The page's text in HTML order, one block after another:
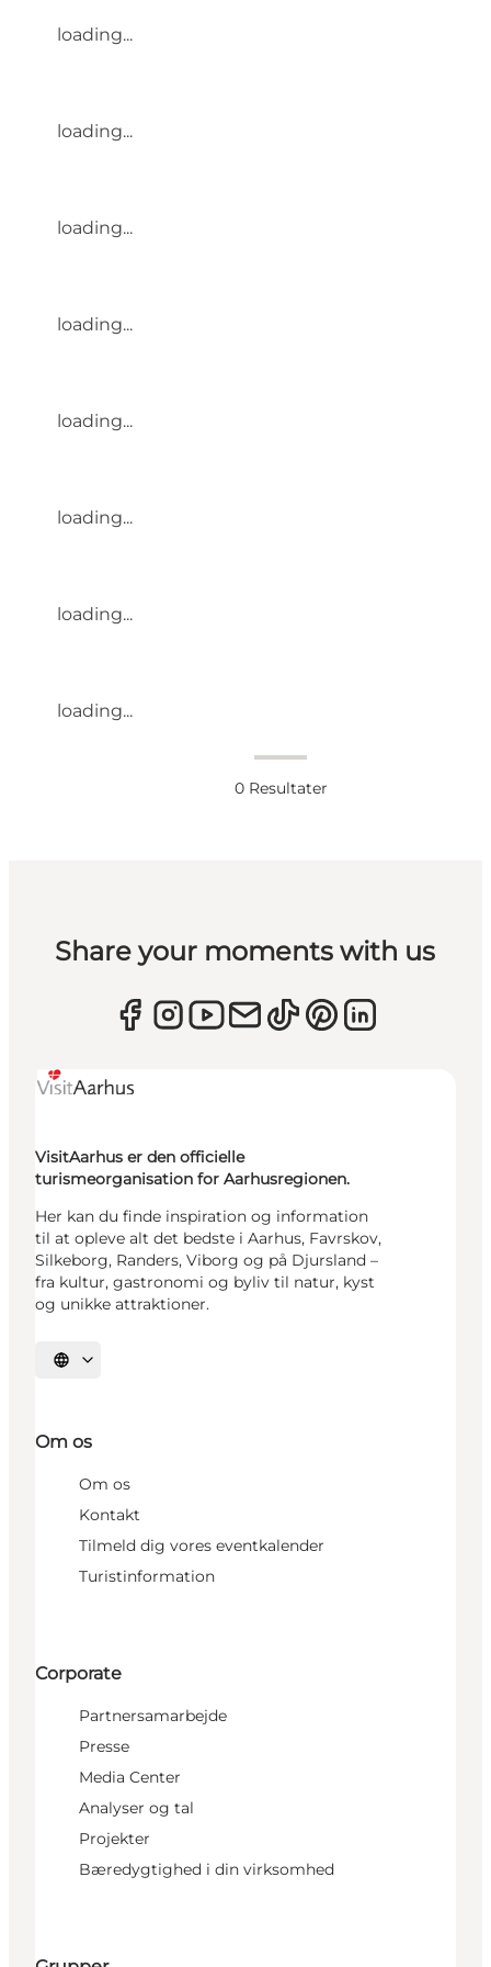
loading...
loading...
loading...
loading...
loading...
loading...
loading...
loading...
0 Resultater
Share your moments with us
VisitAarhus er den officielle
turismeorganisation for Aarhusregionen.
Her kan du finde inspiration og information
til at opleve alt det bedste i Aarhus, Favrskov,
Silkeborg, Randers, Viborg og på Djursland –
fra kultur, gastronomi og byliv til natur, kyst
og unikke attraktioner.
Vælg sprog
Om os
Om os
Kontakt
Tilmeld dig vores eventkalender
Turistinformation
Corporate
Partnersamarbejde
Presse
Media Center
Analyser og tal
Projekter
Bæredygtighed i din virksomhed